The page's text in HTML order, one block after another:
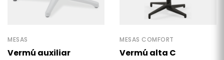
MESAS
Vermú auxiliar
MESAS COMFORT
Vermú alta C